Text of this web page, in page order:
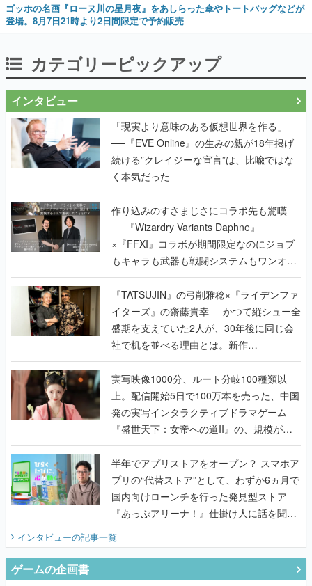
ゴッホの名画『ローヌ川の星月夜』をあしらった傘やトートバッグなどが
登場。8月7日21時より2日間限定で予約販売
カテゴリーピックアップ
インタビュー
「現実より意味のある仮想世界を作る」
──『EVE Online』の生みの親が18年掲げ
続ける”クレイジーな宣言”は、比喩ではな
く本気だった
作り込みのすさまじさにコラボ先も驚嘆
──『Wizardry Variants Daphne』
×『FFXI』コラボが期間限定なのにジョブ
もキャラも武器も戦闘システムもワンオフ
で作り込まれた理由を両ディレクターに聞
く
『TATSUJIN』の弓削雅稔×『ライデンファ
イターズ』の齋藤貴幸──かつて縦シュー全
盛期を支えていた2人が、30年後に同じ会
社で机を並べる理由とは。新作
『TATSUJIN EXTREME』で初タッグを組
んだレジェンド2人に訊く開発秘話
実写映像1000分、ルート分岐100種類以
上。配信開始5日で100万本を売った、中国
発の実写インタラクティブドラマゲーム
『盛世天下：女帝への道II』の、規模が違
うこだわりをプロデューサーに聞いた
半年でアプリストアをオープン？ スマホア
プリの“代替ストア”として、わずか6ヵ月で
国内向けローンチを行った発見型ストア
『あっぷアリーナ！』仕掛け人に話を聞い
インタビューの記事一覧
ゲームの企画書